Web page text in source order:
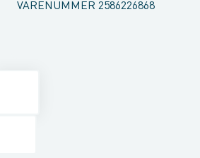
VARENUMMER 2586226868